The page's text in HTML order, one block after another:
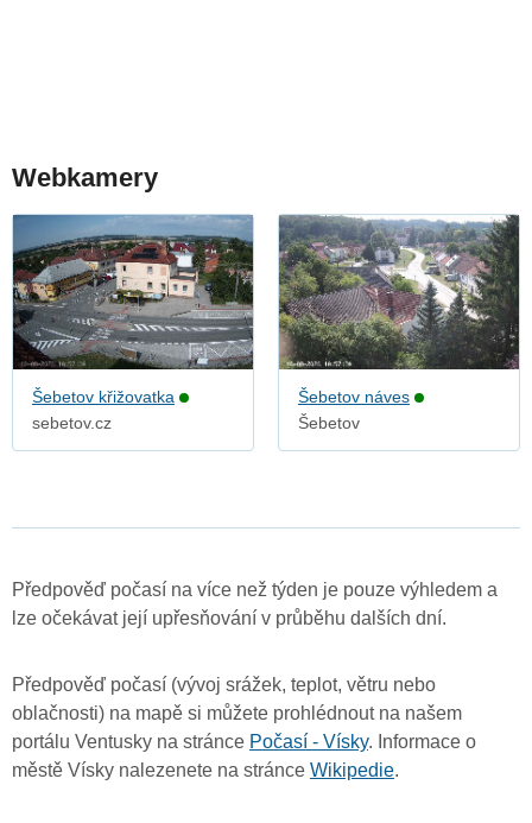
Webkamery
Šebetov křižovatka
sebetov.cz
Šebetov náves
Šebetov
Předpověď počasí na více než týden je pouze výhledem a
lze očekávat její upřesňování v průběhu dalších dní.
Předpověď počasí (vývoj srážek, teplot, větru nebo
oblačnosti) na mapě si můžete prohlédnout na našem
portálu Ventusky na stránce Počasí - Vísky. Informace o
městě Vísky nalezenete na stránce Wikipedie.